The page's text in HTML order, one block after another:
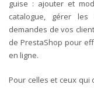
guise : ajouter et
catalogue, gérer
demandes de vos
de PrestaShop pour
en ligne.
Pour celles et ceux qui